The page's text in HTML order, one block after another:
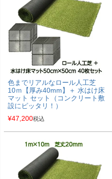
色までリアルなロール人工芝
10ｍ【厚み40mm】＋ 水はけ床
マット セット（コンクリート敷
設にピッタリ！）
¥47,200税込